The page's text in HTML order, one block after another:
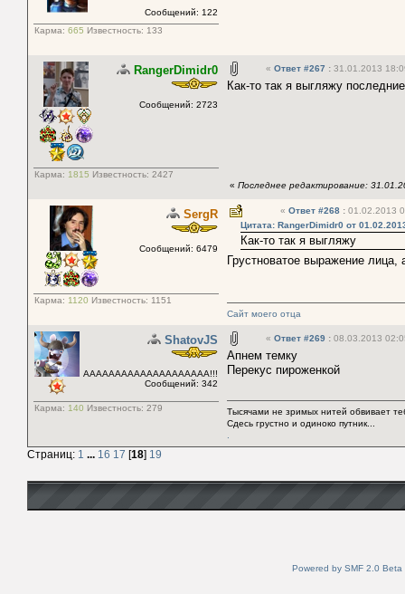
Сообщений: 122
Карма: 665 Известность: 133
RangerDimidr0
Сообщений: 2723
Карма: 1815 Известность: 2427
« Ответ #267 : 31.01.2013
Как-то так я выгляжу
« Последнее редактирование:
SergR
Сообщений: 6479
Карма: 1120 Известность: 1151
« Ответ #268 : 01.02.2013
Цитата: RangerDimidr0 от
Как-то так я выгляжу
Грустноватое выражение лица,
Сайт моего отца
ShatovJS
АААААААААААААААААААА!!!
Сообщений: 342
Карма: 140 Известность: 279
« Ответ #269 : 08.03.2013
Апнем темку
Перекус пироженкой
Тысячами не зримых нитей обвивает
Сдесь грустно и одиноко путник...
.
Страниц: 1 ... 16 17 [18] 19
Powered by SMF 2.0 Beta